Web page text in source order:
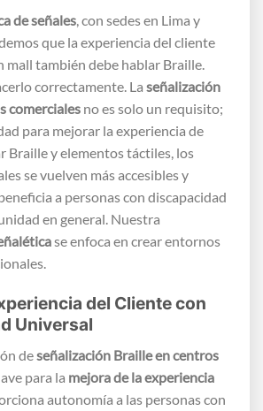
de señales, con sedes en Lima y
que la experiencia del cliente
mall también debe hablar Braille.
correctamente. La señalización
comerciales no es solo un requisito;
para mejorar la experiencia de
Braille y elementos táctiles, los
se vuelven más accesibles y
a personas con discapacidad
en general. Nuestra
se enfoca en crear entornos
del Cliente con
Universal
deseñalización Braille en centros
para la mejora de la experiencia
autonomía a las personas con